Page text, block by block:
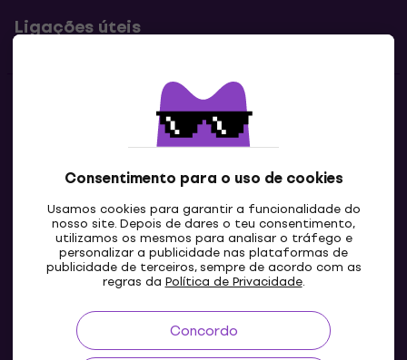
Consentimento para o uso de cookies
Usamos cookies para garantir a funcionalidade do
nosso site. Depois de dares o teu consentimento,
utilizamos os mesmos para analisar o tráfego e
personalizar a publicidade nas plataformas de
publicidade de terceiros, sempre de acordo com as
regras da Política de Privacidade.
Concordo
Ligações úteis
Contatos
Contacta-nos
PT